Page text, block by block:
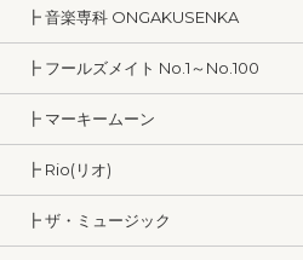
┣ 音楽専科 ONGAKUSENKA
┣ フールズメイト No.1～No.100
┣ マーキームーン
┣ Rio(リオ)
┣ ザ・ミュージック